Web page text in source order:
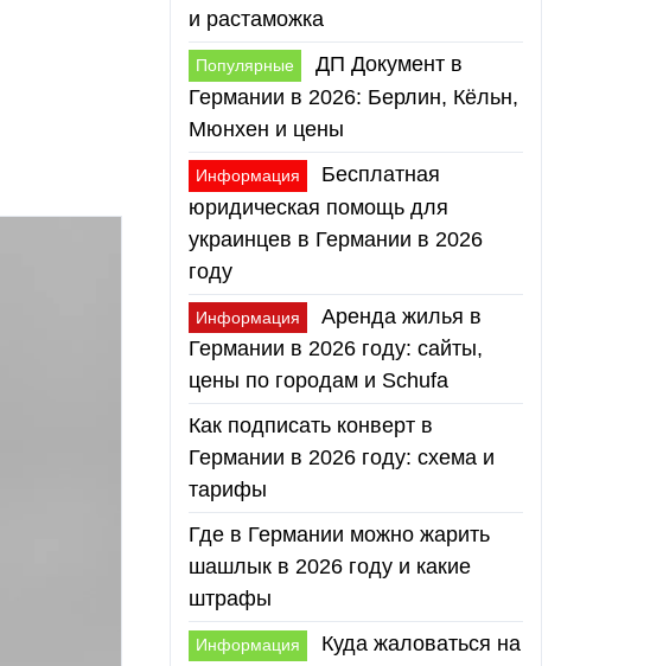
и растаможка
Популярные
ДП Документ в
Германии в 2026: Берлин, Кёльн,
Мюнхен и цены
Информация
Бесплатная
юридическая помощь для
украинцев в Германии в 2026
году
Информация
Аренда жилья в
Германии в 2026 году: сайты,
цены по городам и Schufa
Как подписать конверт в
Германии в 2026 году: схема и
тарифы
Где в Германии можно жарить
шашлык в 2026 году и какие
штрафы
Информация
Куда жаловаться на